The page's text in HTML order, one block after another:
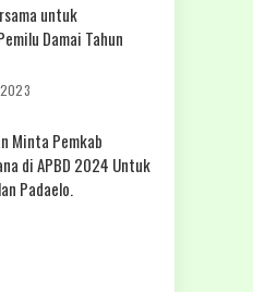
untuk
Damai Tahun
Minta Pemkab
di APBD 2024 Untuk
Padaelo.